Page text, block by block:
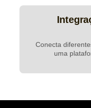
Conecta
uma